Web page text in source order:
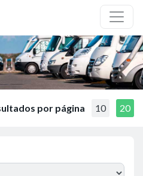
por página 10 20